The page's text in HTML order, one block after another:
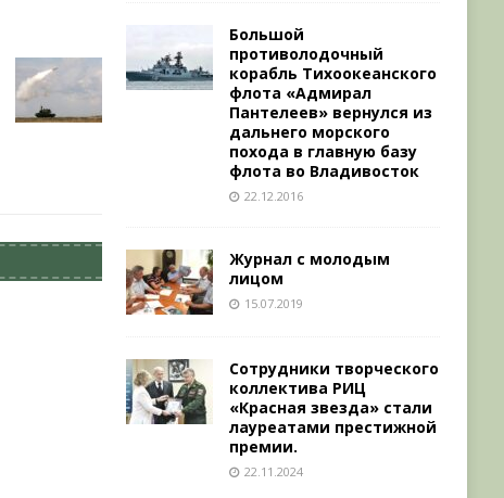
Большой
противолодочный
корабль Тихоокеанского
флота «Адмирал
Пантелеев» вернулся из
дальнего морского
похода в главную базу
флота во Владивосток
22.12.2016
Журнал с молодым
лицом
15.07.2019
Сотрудники творческого
коллектива РИЦ
«Красная звезда» стали
лауреатами престижной
премии.
22.11.2024